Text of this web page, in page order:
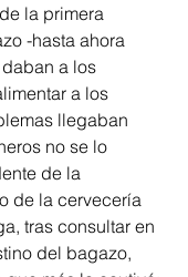
la primera
-hasta ahora
a los
a los
llegaban
no se lo
de la
de la cervecería
tras consultar en
del bagazo,